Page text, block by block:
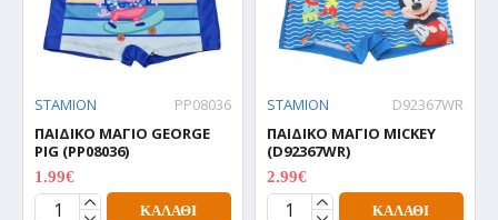
STAMION
PP08036
ΠΑΙΔΙΚΟ ΜΑΓΙΟ GEORGE
PIG (PP08036)
1.99€
ΚΑΛΆΘΙ
STAMION
D92367WR
ΠΑΙΔΙΚΟ ΜΑΓΙΟ MICKEY
(D92367WR)
2.99€
ΚΑΛΆΘΙ